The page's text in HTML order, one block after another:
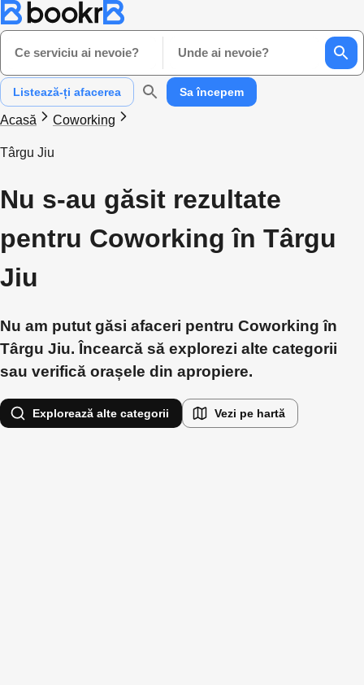
Ce serviciu ai nevoie? Unde ai nevoie?
Listează-ți afacerea Sa începem
Acasă Coworking
Târgu Jiu
Nu s-au găsit rezultate
pentru Coworking în Târgu
Jiu
Nu am putut găsi afaceri pentru Coworking în
Târgu Jiu. Încearcă să explorezi alte categorii
sau verifică orașele din apropiere.
Explorează alte categorii Vezi pe hartă